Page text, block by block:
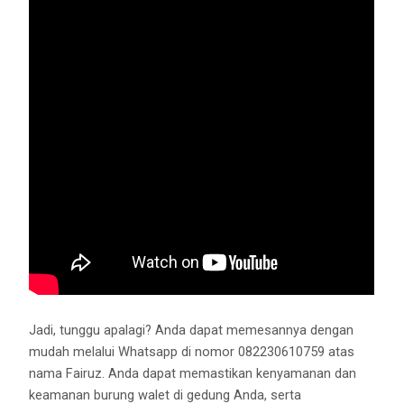
Jadi, tunggu apalagi? Anda dapat memesannya dengan
mudah melalui Whatsapp di nomor 082230610759 atas
nama Fairuz. Anda dapat memastikan kenyamanan dan
keamanan burung walet di gedung Anda, serta